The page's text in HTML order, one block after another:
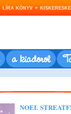
LÍRA KÖNYV
a kiadóról
NOEL